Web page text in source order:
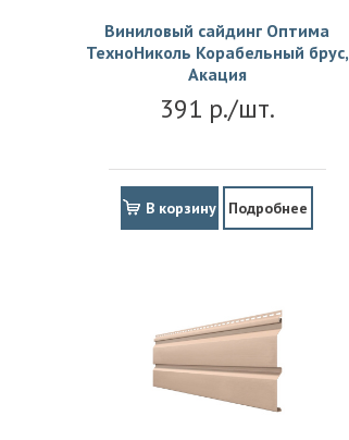
Виниловый сайдинг Оптима
ТехноНиколь Корабельный брус,
Акация
391 р./шт.
В корзину Подробнее